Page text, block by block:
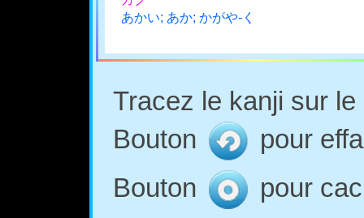
あかい; あか; かがや-く
Tracez le kanji sur
Bouton
pour
Bouton
pour